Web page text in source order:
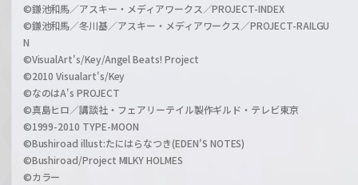
©鎌池和馬／アスキー・メディアワークス／PROJECT-INDEX
©鎌池和馬／冬川基／アスキー・メディアワークス／PROJECT-RAILGU
N
©VisualArt's/Key/Angel Beats! Project
©2010 Visualart's/Key
©なのはA's PROJECT
©真島ヒロ／講談社・フェアリーテイル製作ギルド・テレビ東京
©1999-2010 TYPE-MOON
©Bushiroad illust:たにはらなつき(EDEN'S NOTES)
©Bushiroad/Project MILKY HOLMES
©カラー